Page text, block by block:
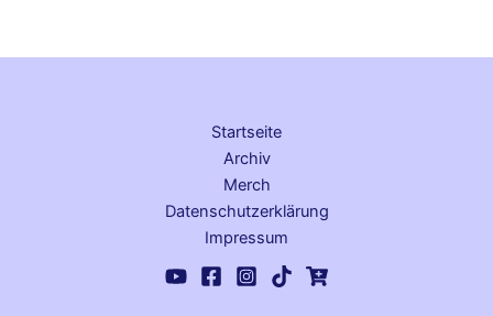
Startseite
Archiv
Merch
Datenschutz­erklärung
Impressum